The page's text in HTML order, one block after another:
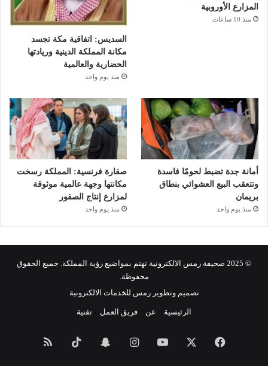
المزارع الأوروبية
منذ 10 ساعات
السديس: اتفاقية مكة تجسد
مكانة المملكة الدينية وريادتها
الحضارية والعالمية
منذ يوم واحد
أمانة جدة تضبط لحومًا فاسدة
وتتعقب البيع العشوائي بنطاق
بريمان
منذ يوم واحد
صقارة فرنسية: المملكة رسخت
مكانتها وجهة عالمية موثوقة
لمزارع إنتاج الصقور
منذ يوم واحد
© 2025 صحيفة رمس الالكترونية تهتم بمواضيع رؤية المملكة. جميع الحقوق
محفوظة.
تصميم وتطوير رمس للخدمات الالكترونية
الرئيسية عن فريق العمل تقنية
فيسبوك ‫YouTubeانستقرامسناب ‫TikTok